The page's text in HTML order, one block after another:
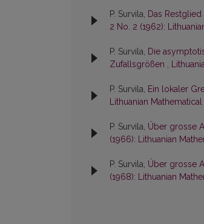
P. Survila, Das
2 No. 2 (1962):
P. Survila, Die
Zufallsgrößen ,
P. Survila, Ein lokaler
Lithuanian
P. Survila, Über grosse
(1966): Lithuanian
P. Survila, Über grosse
(1968): Lithuanian